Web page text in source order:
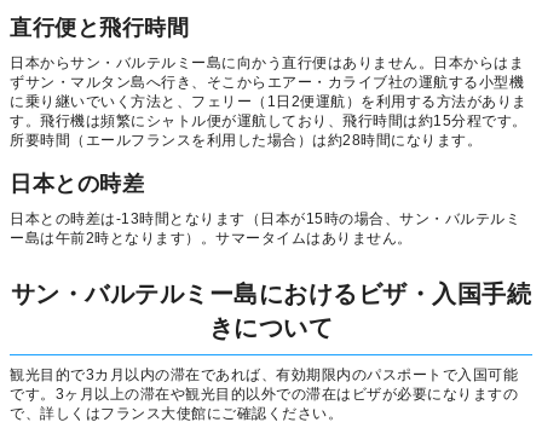
直行便と飛行時間
日本からサン・バルテルミー島に向かう直行便はありません。日本からはま
ずサン・マルタン島へ行き、そこからエアー・カライブ社の運航する小型機
に乗り継いでいく方法と、フェリー（1日2便運航）を利用する方法がありま
す。飛行機は頻繁にシャトル便が運航しており、飛行時間は約15分程です。
所要時間（エールフランスを利用した場合）は約28時間になります。
日本との時差
日本との時差は-13時間となります（日本が15時の場合、サン・バルテルミ
ー島は午前2時となります）。サマータイムはありません。
サン・バルテルミー島におけるビザ・入国手続
きについて
観光目的で3カ月以内の滞在であれば、有効期限内のパスポートで入国可能
です。3ヶ月以上の滞在や観光目的以外での滞在はビザが必要になりますの
で、詳しくはフランス大使館にご確認ください。